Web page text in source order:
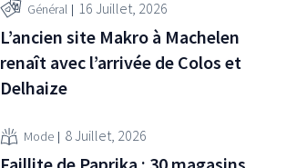
Général 16 Juillet, 2026
L’ancien site Makro à Machelen
renaît avec l’arrivée de Colos et
Delhaize
Mode 8 Juillet, 2026
Faillite de Paprika : 30 magasins